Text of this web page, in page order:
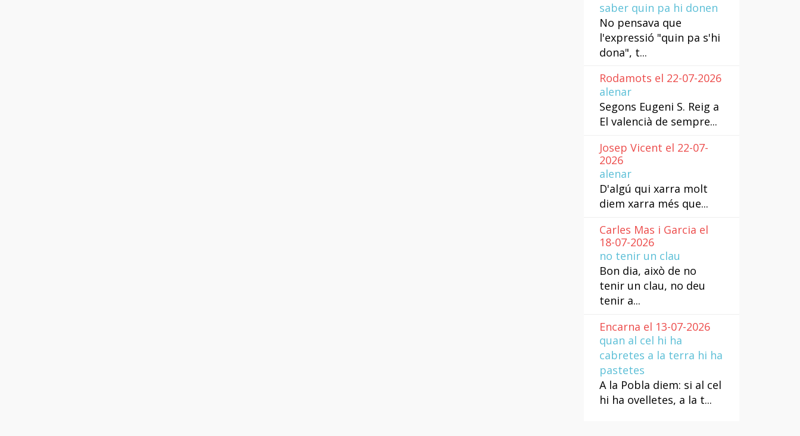
saber quin pa hi donen
No pensava que
l'expressió "quin pa s'hi
dona", t...
Rodamots el 22-07-2026
alenar
Segons Eugeni S. Reig a
El valencià de sempre...
Josep Vicent el 22-07-
2026
alenar
D'algú qui xarra molt
diem xarra més que...
Carles Mas i Garcia el
18-07-2026
no tenir un clau
Bon dia, això de no
tenir un clau, no deu
tenir a...
Encarna el 13-07-2026
quan al cel hi ha
cabretes a la terra hi ha
pastetes
A la Pobla diem: si al cel
hi ha ovelletes, a la t...